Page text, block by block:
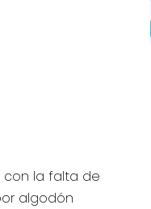
con la falta de
algodón